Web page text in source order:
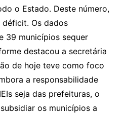
o Estado. Deste número,
Os dados
39 municípios sequer
destacou a secretária
de hoje teve como foco
a responsabilidade
seja das prefeituras, o
os municípios a